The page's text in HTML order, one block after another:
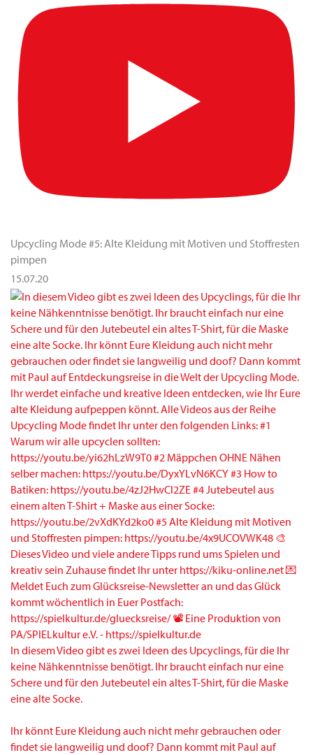
Upcycling Mode #5: Alte Kleidung mit Motiven und Stoffresten
pimpen
15.07.20
In diesem Video gibt es zwei Ideen des Upcyclings, für die Ihr
keine Nähkenntnisse benötigt. Ihr braucht einfach nur eine
Schere und für den Jutebeutel ein altes T-Shirt, für die Maske
eine alte Socke.
Ihr könnt Eure Kleidung auch nicht mehr gebrauchen oder
findet sie langweilig und doof? Dann kommt mit Paul auf